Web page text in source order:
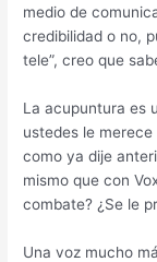
medio de
credibilidad o no,
tele”, creo que
La acupuntura es
ustedes le
como ya dije
mismo que con
combate? ¿Se le
Una voz mucho